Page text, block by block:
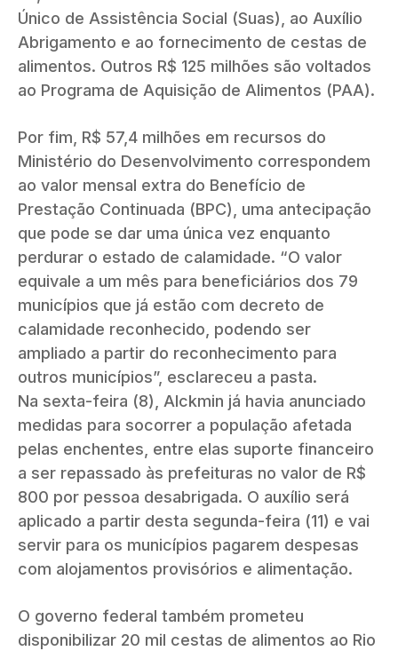
Único de Assistência Social (Suas), ao Auxílio
Abrigamento e ao fornecimento de cestas de
alimentos. Outros R$ 125 milhões são voltados
ao Programa de Aquisição de Alimentos (PAA).
Por fim, R$ 57,4 milhões em recursos do
Ministério do Desenvolvimento correspondem
ao valor mensal extra do Benefício de
Prestação Continuada (BPC), uma antecipação
que pode se dar uma única vez enquanto
perdurar o estado de calamidade. “O valor
equivale a um mês para beneficiários dos 79
municípios que já estão com decreto de
calamidade reconhecido, podendo ser
ampliado a partir do reconhecimento para
outros municípios”, esclareceu a pasta.
Na sexta-feira (8), Alckmin já havia anunciado
medidas para socorrer a população afetada
pelas enchentes, entre elas suporte financeiro
a ser repassado às prefeituras no valor de R$
800 por pessoa desabrigada. O auxílio será
aplicado a partir desta segunda-feira (11) e vai
servir para os municípios pagarem despesas
com alojamentos provisórios e alimentação.
O governo federal também prometeu
disponibilizar 20 mil cestas de alimentos ao Rio